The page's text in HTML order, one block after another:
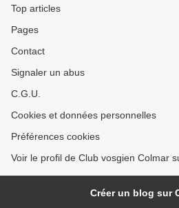
Top articles
Pages
Contact
Signaler un abus
C.G.U.
Cookies et données personnelles
Préférences cookies
Voir le profil de Club vosgien Colmar
Créer un blog sur